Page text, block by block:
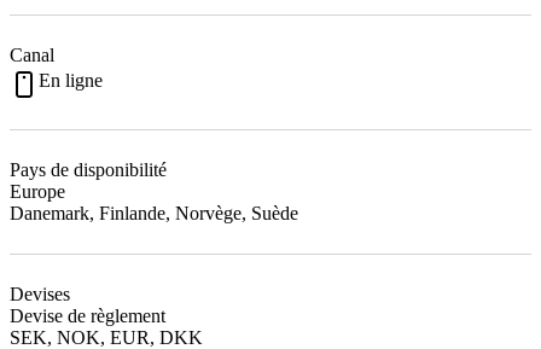
Canal
En ligne
Pays de disponibilité
Europe
Danemark, Finlande, Norvège, Suède
Devises
Devise de règlement
SEK, NOK, EUR, DKK